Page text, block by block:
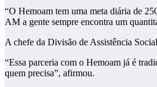
“O Hemoam tem uma meta diária de
AM a gente sempre encontra um
A chefe da Divisão de Assistência
“Essa parceria com o Hemoam já é
quem precisa”, afirmou.